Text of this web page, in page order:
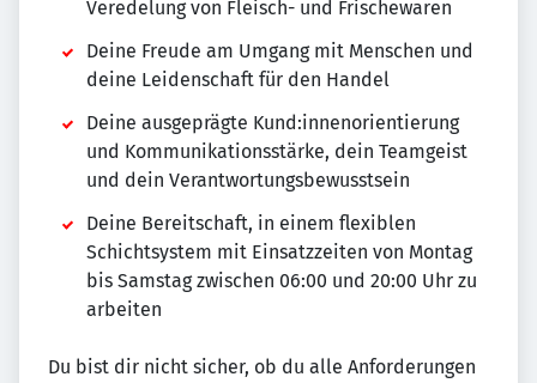
Veredelung von Fleisch- und Frischewaren
Deine Freude am Umgang mit Menschen und
deine Leidenschaft für den Handel
Deine ausgeprägte Kund:innenorientierung
und Kommunikationsstärke, dein Teamgeist
und dein Verantwortungsbewusstsein
Deine Bereitschaft, in einem flexiblen
Schichtsystem mit Einsatzzeiten von Montag
bis Samstag zwischen 06:00 und 20:00 Uhr zu
arbeiten
Du bist dir nicht sicher, ob du alle Anforderungen